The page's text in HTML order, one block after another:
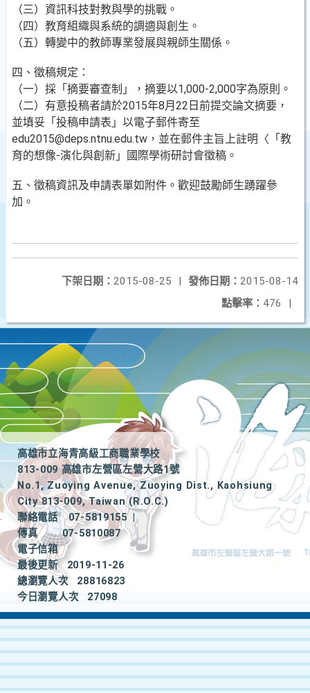
（三）資訊科技對教與學的挑戰。
（四）教育組織與系統的調適與創生。
（五）轉變中的教師專業發展與親師生關係。
四、徵稿規定：
（一）採「摘要審查制」，摘要以1,000-2,000字為原則。
（二）有意投稿者請於2015年8月22日前提交論文摘要，
並填妥「投稿申請表」以電子郵件寄至
edu2015@deps.ntnu.edu.tw，並在郵件主旨上註明〈「教
育的想像-演化與創新」國際學術研討會徵稿。
五、徵稿資訊及申請表單如附件。歡迎鼓勵師生踴躍參
加。
發佈日期： 2015-08-14
下架日期： 2015-08-25
|
點擊率： 476 |
高雄市立海青高級工商職業學校
813-009 高雄市左營區左營大路1號
No.1, Zuoying Avenue, Zuoying Dist., Kaohsiung
City 813-009, Taiwan (R.O.C.)
聯絡電話
07-5819155
|
傳真
07-5810087
電子信箱
最後更新
2019-11-26
總瀏覽人次
28816823
今日瀏覽人次
27098